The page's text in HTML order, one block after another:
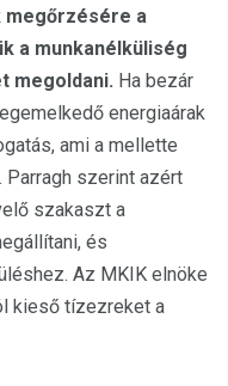
megőrzésére a
a munkanélküliség
megoldani. Ha bezár
energiaárak
ami a mellette
Parragh szerint azért
szakaszt a
és
Az MKIK elnöke
kieső tízezreket a